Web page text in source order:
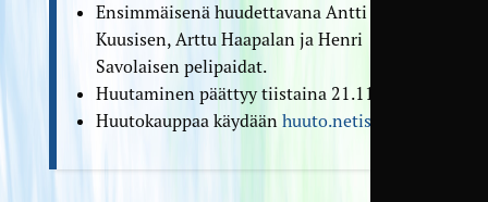
Ensimmäisenä huudettavana Antti
Kuusisen, Arttu Haapalan ja Henri
Savolaisen pelipaidat.
Huutaminen päättyy tiistaina 21.11.
Huutokauppaa käydään huuto.netissä